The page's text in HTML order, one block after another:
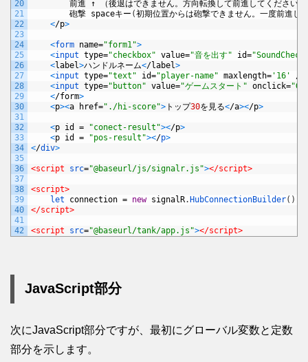
20
21
22
23
24
25
26
27
28
29
30
31
32
33
34
35
36
37
38
39
40
41
42
前進
↑ （後退はできません。方向転換して前進してください）
砲撃 spaceキー (初期位置からは砲撃できません。一度前進し
</p>
<form name="form1">
<input type="checkbox" value="音を出す" id=
<label>ハンドルネーム</label>
<input type="text" id="player-name" maxlength= '16' /
<input type="button" value="ゲームスタート" onclick=
</form>
<p><a href="./hi-score"> トップ30を見る</a></p>
<p id = "conect-result"></p>
<p id = "pos-result"></p>
</div>
<script src="@baseurl/js/signalr.js"></script>
<script>
let connection = new signalR. HubConnectionBuilder( )
</script>
<script src="@baseurl/tank/app.js"></script>
JavaScript部分
次にJavaScript部分ですが、最初にグローバル変数と定数
部分を示します。